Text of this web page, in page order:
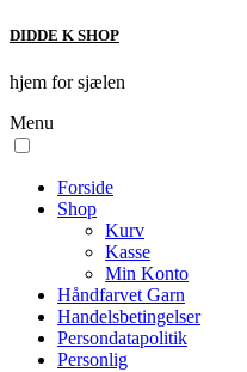
DIDDE K SHOP
hjem for sjælen
Menu
Forside
Shop
Kurv
Kasse
Min Konto
Håndfarvet Garn
Handelsbetingelser
Persondatapolitik
Personlig